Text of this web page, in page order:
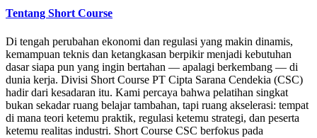
Tentang Short Course
Di tengah perubahan ekonomi dan regulasi yang makin dinamis,
kemampuan teknis dan ketangkasan berpikir menjadi kebutuhan
dasar siapa pun yang ingin bertahan — apalagi berkembang — di
dunia kerja. Divisi Short Course PT Cipta Sarana Cendekia (CSC)
hadir dari kesadaran itu. Kami percaya bahwa pelatihan singkat
bukan sekadar ruang belajar tambahan, tapi ruang akselerasi: tempat
di mana teori ketemu praktik, regulasi ketemu strategi, dan peserta
ketemu realitas industri. Short Course CSC berfokus pada